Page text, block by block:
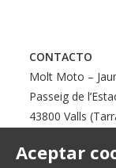
Aceptar
CONTACTO
Molt Moto –
Passeig de
43800 Valls